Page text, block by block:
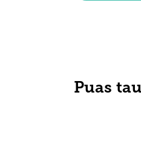
Puas